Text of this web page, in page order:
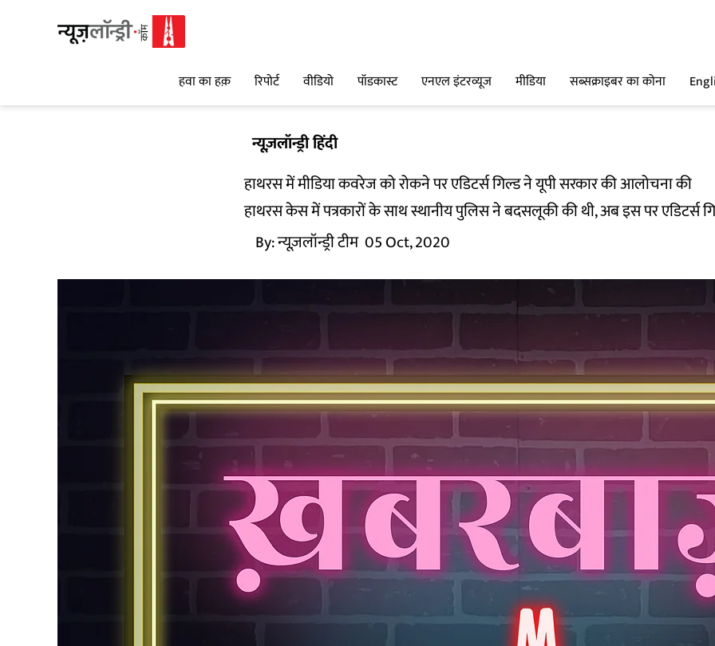
हवा का हक़ रिपोर्ट वीडियो पॉडकास्ट एनएल इंटरव्यूज मीडिया सब्सक्राइबर का कोना
न्यूज़लॉन्ड्री हिंदी
हाथरस में मीडिया कवरेज को रोकने पर एडिटर्स गिल्ड ने यूपी सरकार की आलोचना की
हाथरस केस में पत्रकारों के साथ स्थानीय पुलिस ने बदसलूकी की थी, अब इस पर एडिटर्स
By:न्यूज़लॉन्ड्री टीम 05 Oct, 2020